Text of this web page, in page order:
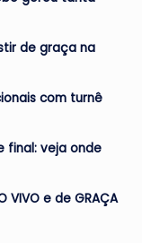
de graça na
com turnê
final: veja onde
e de GRAÇA